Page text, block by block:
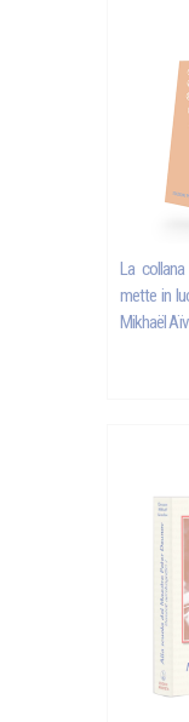
La
mette in
Mikhaël